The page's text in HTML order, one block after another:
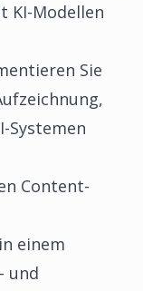
KI-Modellen
Sie
Systemen
Content-
einem
und